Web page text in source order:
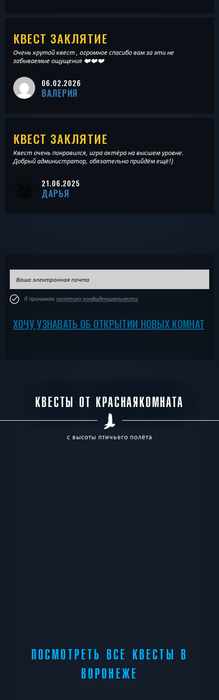
КВЕСТ ЗАКЛЯТИЕ
Очень крутой квест , огромное спасибо вам за эти не
забываемые ощущения ❤️❤️❤️
06.02.2026
ВАЛЕРИЯ
КВЕСТ ЗАКЛЯТИЕ
Квест очень понравился, игра актёра на высшем уровне.
Добрый администратор, обязательно прийдём ещё!)
21.06.2025
ДАРЬЯ
Я принимаю политику конфиденциальности
ХОЧУ УЗНАВАТЬ ОБ ОТКРЫТИИ НОВЫХ КОМНАТ
КВЕСТЫ ОТ КРАСНАЯКОМНАТА
с высоты птичьего полёта
ПОСМОТРЕТЬ ВСЕ КВЕСТЫ В
ВОРОНЕЖЕ